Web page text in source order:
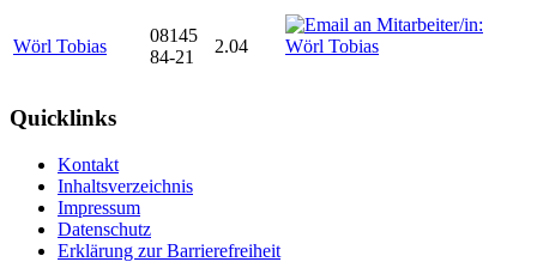
Wörl Tobias
08145
84-21
2.04
Quicklinks
Kontakt
Inhaltsverzeichnis
Impressum
Datenschutz
Erklärung zur Barrierefreiheit